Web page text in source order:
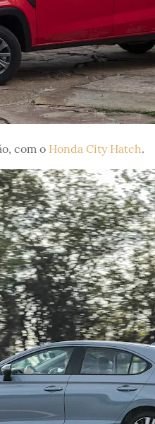
com o Honda City Hatch.